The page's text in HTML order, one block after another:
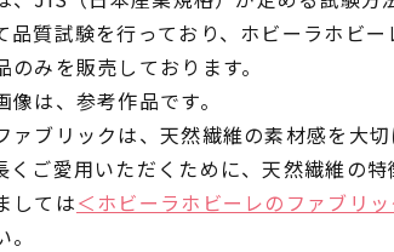
品質試験を行っており、ホビーラホビー
みを販売しております。
は、参考作品です。
ァブリックは、天然繊維の素材感を大切
ご愛用いただくために、天然繊維の特
しては＜ホビーラホビーレのファブリッ